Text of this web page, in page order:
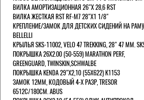
ВИЛКА АМОРТИЗАЦИОННАЯ 26"Х 28,6 RST
ВИЛКА ЖЕСТКАЯ RST RF-M7 28"Х1 1/8"
КРЕПЛЕНИЕ/ЗАМОК ДЛЯ ДЕТСКИХ СИДЕНИЙ НА РАМУ
BELLELLI
КРЫЛЬЯ SKS-11002, VELO 47 TREKKING, 28" 47 ММ.
ПОКРЫШКА 26X2.00 (50-559) MARATHON PERF,
GREENGUARD, TWINSKIN,SCHWALBE
ПОКРЫШКА KENDA 29"Х2,10 (55X622) K1153
ЗАМОК 12ММ, КОДОВЫЙ 4-Х РАЗР, TRESOR
6512C/180СМ. ABUS